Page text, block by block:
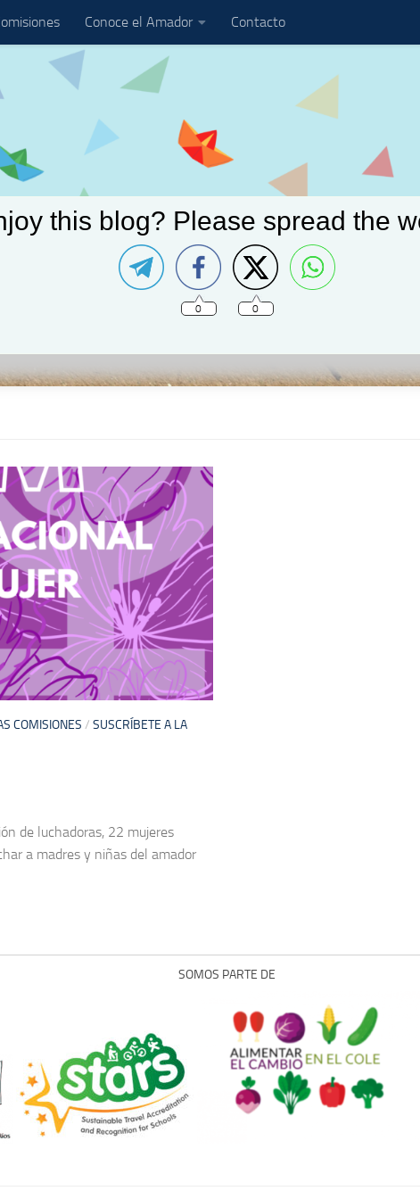
Conoce el Amador Contacto
COMISIONES / SUSCRÍBETE A LA
de luchadoras, 22 mujeres
a madres y niñas del amador
SOMOS PARTE DE
this blog? Please spread the
0 0